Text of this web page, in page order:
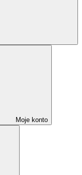
Moje konto